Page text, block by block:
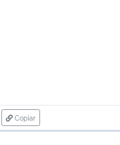
Copiar
para área de transferência